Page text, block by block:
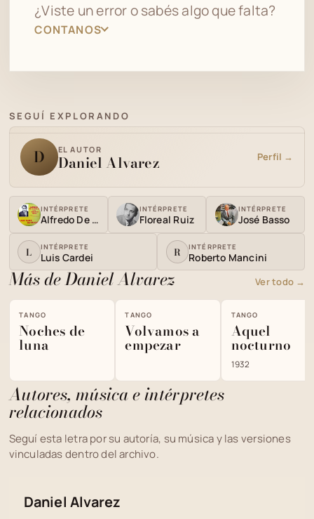
¿Viste un error o sabés algo que falta?
CONTANOS
SEGUÍ EXPLORANDO
D EL AUTOR
Daniel Alvarez Perfil →
INTÉRPRETE
Alfredo De Angelis
INTÉRPRETE
Floreal Ruiz
INTÉRPRETE
José Basso
L INTÉRPRETE
Luis Cardei R INTÉRPRETE
Roberto Mancini
Más de Daniel Alvarez Ver todo →
TANGO
Noches de
luna
TANGO
Volvamos a
empezar
TANGO
Aquel
nocturno
1932
Autores, música e intérpretes
relacionados
Seguí esta letra por su autoría, su música y las versiones
vinculadas dentro del archivo.
Daniel Alvarez